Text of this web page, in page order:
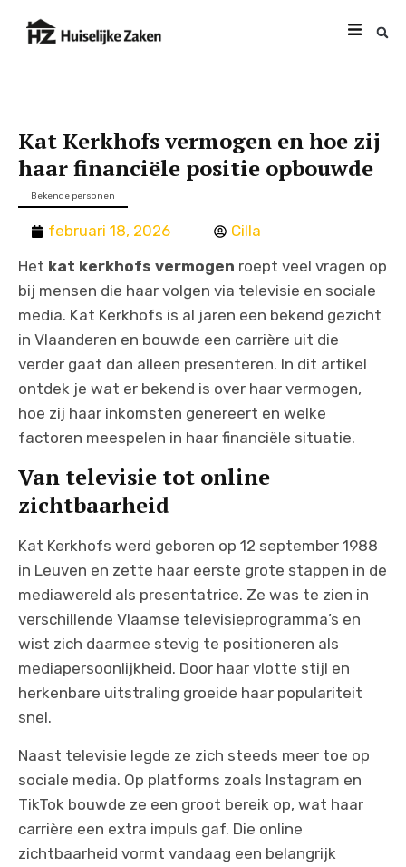
Kat Kerkhofs vermogen en hoe zij
haar financiële positie opbouwde
Bekende personen
februari 18, 2026
Cilla
Het kat kerkhofs vermogen roept veel vragen op
bij mensen die haar volgen via televisie en sociale
media. Kat Kerkhofs is al jaren een bekend gezicht
in Vlaanderen en bouwde een carrière uit die
verder gaat dan alleen presenteren. In dit artikel
ontdek je wat er bekend is over haar vermogen,
hoe zij haar inkomsten genereert en welke
factoren meespelen in haar financiële situatie.
Van televisie tot online
zichtbaarheid
Kat Kerkhofs werd geboren op 12 september 1988
in Leuven en zette haar eerste grote stappen in de
mediawereld als presentatrice. Ze was te zien in
verschillende Vlaamse televisieprogramma’s en
wist zich daarmee stevig te positioneren als
mediapersoonlijkheid. Door haar vlotte stijl en
herkenbare uitstraling groeide haar populariteit
snel.
Naast televisie legde ze zich steeds meer toe op
sociale media. Op platforms zoals Instagram en
TikTok bouwde ze een groot bereik op, wat haar
carrière een extra impuls gaf. Die online
zichtbaarheid vormt vandaag een belangrijk